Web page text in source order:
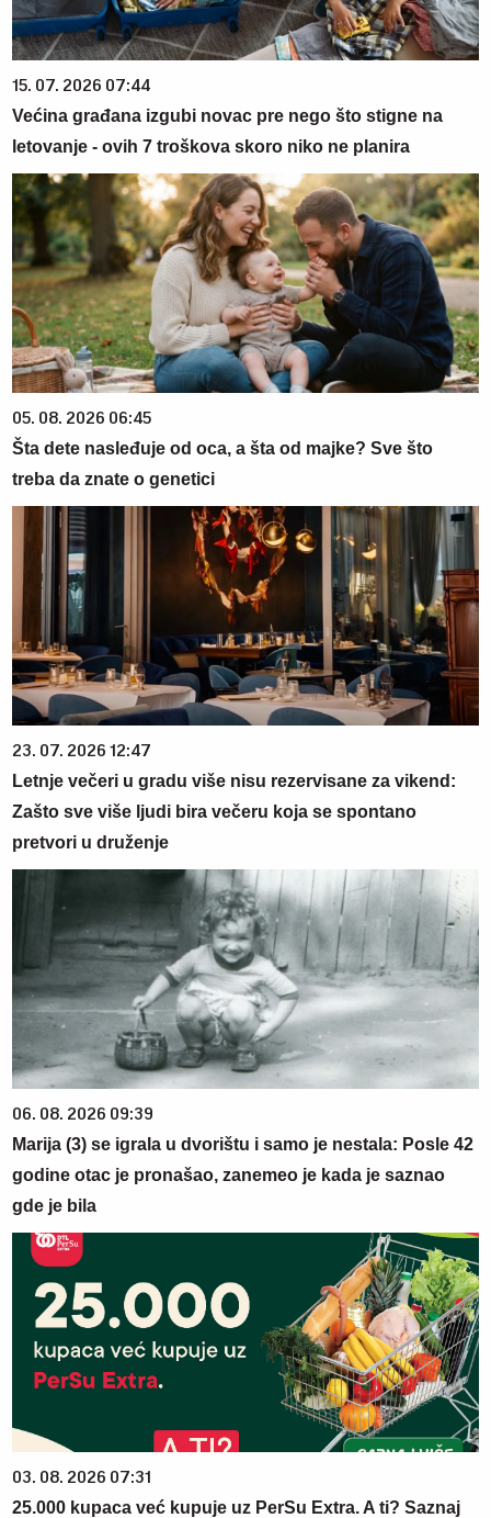
15. 07. 2026 07:44
Većina građana izgubi novac pre nego što stigne na
letovanje - ovih 7 troškova skoro niko ne planira
05. 08. 2026 06:45
Šta dete nasleđuje od oca, a šta od majke? Sve što
treba da znate o genetici
23. 07. 2026 12:47
Letnje večeri u gradu više nisu rezervisane za vikend:
Zašto sve više ljudi bira večeru koja se spontano
pretvori u druženje
06. 08. 2026 09:39
Marija (3) se igrala u dvorištu i samo je nestala: Posle 42
godine otac je pronašao, zanemeo je kada je saznao
gde je bila
03. 08. 2026 07:31
25.000 kupaca već kupuje uz PerSu Extra. A ti? Saznaj